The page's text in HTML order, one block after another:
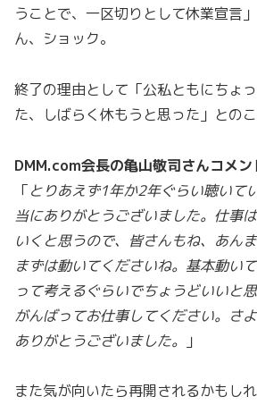
うことで、一区切りとして休業宣言
ん、ショック。
終了の理由として「公私ともにちょ
た、しばらく休もうと思った」とのこ
DMM.com会長の亀山敬司さんコメン
「とりあえず1年か2年ぐらい聴いて
当にありがとうございました。仕事
いくと思うので、皆さんもね、あん
まずは動いてくださいね。基本動い
って考えるぐらいでちょうどいいと
がんばってお仕事してください。さ
ありがとうございました。
」
また気が向いたら再開されるかもし